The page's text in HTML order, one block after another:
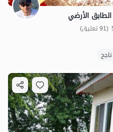
الأرضي
(91 تعليق)